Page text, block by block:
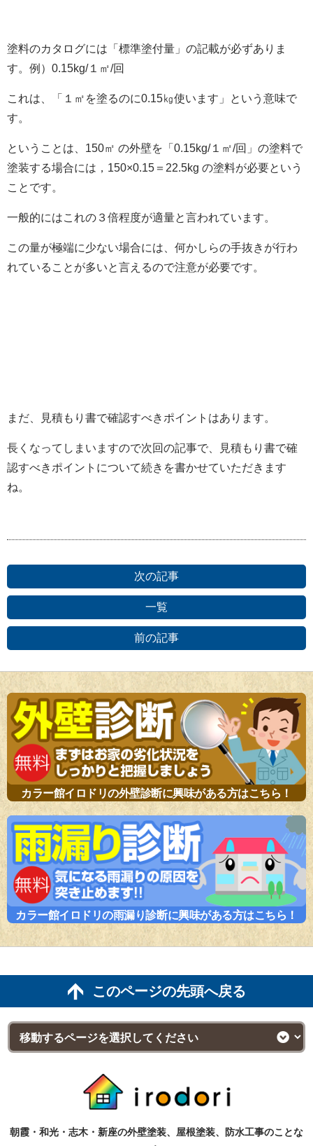
塗料のカタログには「標準塗付量」の記載が必ずありま
す。例）0.15kg/１㎡/回
これは、「１㎡を塗るのに0.15㎏使います」という意味で
す。
ということは、150㎡ の外壁を「0.15kg/１㎡/回」の塗料で
塗装する場合には，150×0.15＝22.5kg の塗料が必要という
ことです。
一般的にはこれの３倍程度が適量と言われています。
この量が極端に少ない場合には、何かしらの手抜きが行わ
れていることが多いと言えるので注意が必要です。
まだ、見積もり書で確認すべきポイントはあります。
長くなってしまいますので次回の記事で、見積もり書で確
認すべきポイントについて続きを書かせていただきます
ね。
次の記事
一覧
前の記事
カラー館イロドリの外壁診断に興味がある方はこちら！
カラー館イロドリの雨漏り診断に興味がある方はこちら！
このページの先頭へ戻る
朝霞・和光・志木・新座の外壁塗装、屋根塗装、防水工事のことな